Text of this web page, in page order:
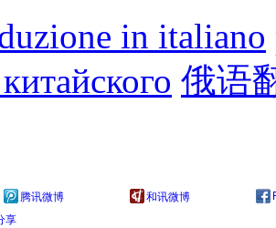
in italiano
俄语
腾讯微博 和讯微博
享